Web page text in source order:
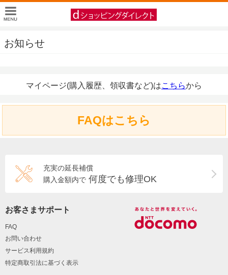
お知らせ
マイページ(購入履歴、領収書など)はこちらから
FAQはこちら
充実の延長補償
購入金額内で 何度でも修理OK
お客さまサポート
FAQ
お問い合わせ
サービス利用規約
特定商取引法に基づく表示